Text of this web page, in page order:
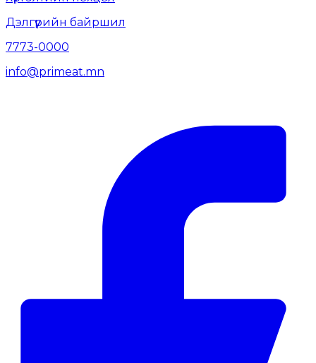
Дэлгүүрийн байршил
7773-0000
info@primeat.mn